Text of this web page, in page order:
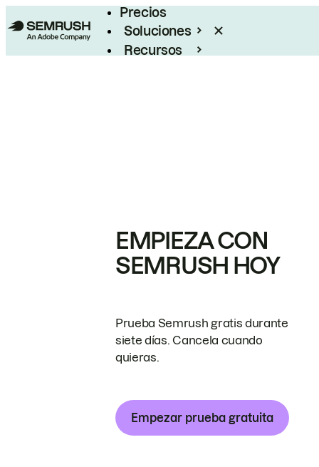
Precios
Soluciones
Recursos
EMPIEZA CON
SEMRUSH HOY
Prueba Semrush gratis durante
siete días. Cancela cuando
quieras.
Empezar prueba gratuita